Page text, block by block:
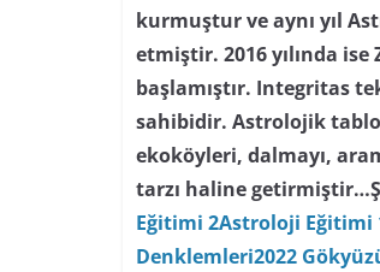
kurmuştur ve aynı yıl
etmiştir. 2016 yılında
başlamıştır. Integritas
sahibidir. Astrolojik
ekoköyleri, dalmayı,
tarzı haline getirmiştir…
Eğitimi 2Astroloji Eğitimi
Denklemleri2022